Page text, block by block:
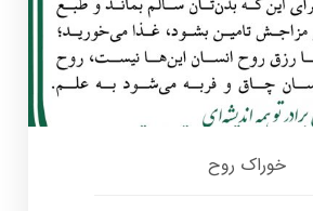
خوراک روح